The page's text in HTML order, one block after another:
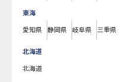
東海
愛知県 静岡県 岐阜県 三重県
北海道
北海道